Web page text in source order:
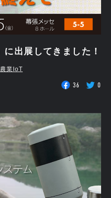
に出展してきました！
農業IoT
36 0